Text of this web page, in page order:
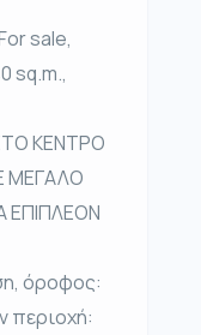
sale,
sq.m.,
ΚΕΝΤΡΟ
ΜΕΓΑΛΟ
ΕΠΙΠΛΕΟΝ
όροφος:
περιοχή: